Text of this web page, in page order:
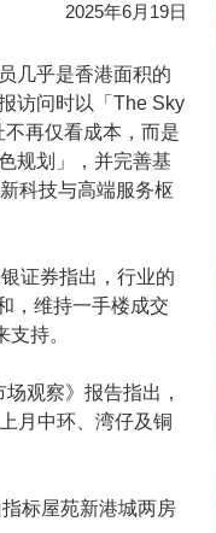
2025年6月19日
几乎是香港面积的
访问时以「The Sky
再仅看成本，而是
规划」，并完善基
科技与高端服务枢
证券指出，行业的
，维持一手楼成交
持。
观察》报告指出，
月中环、湾仔及铜
标屋苑新港城两房